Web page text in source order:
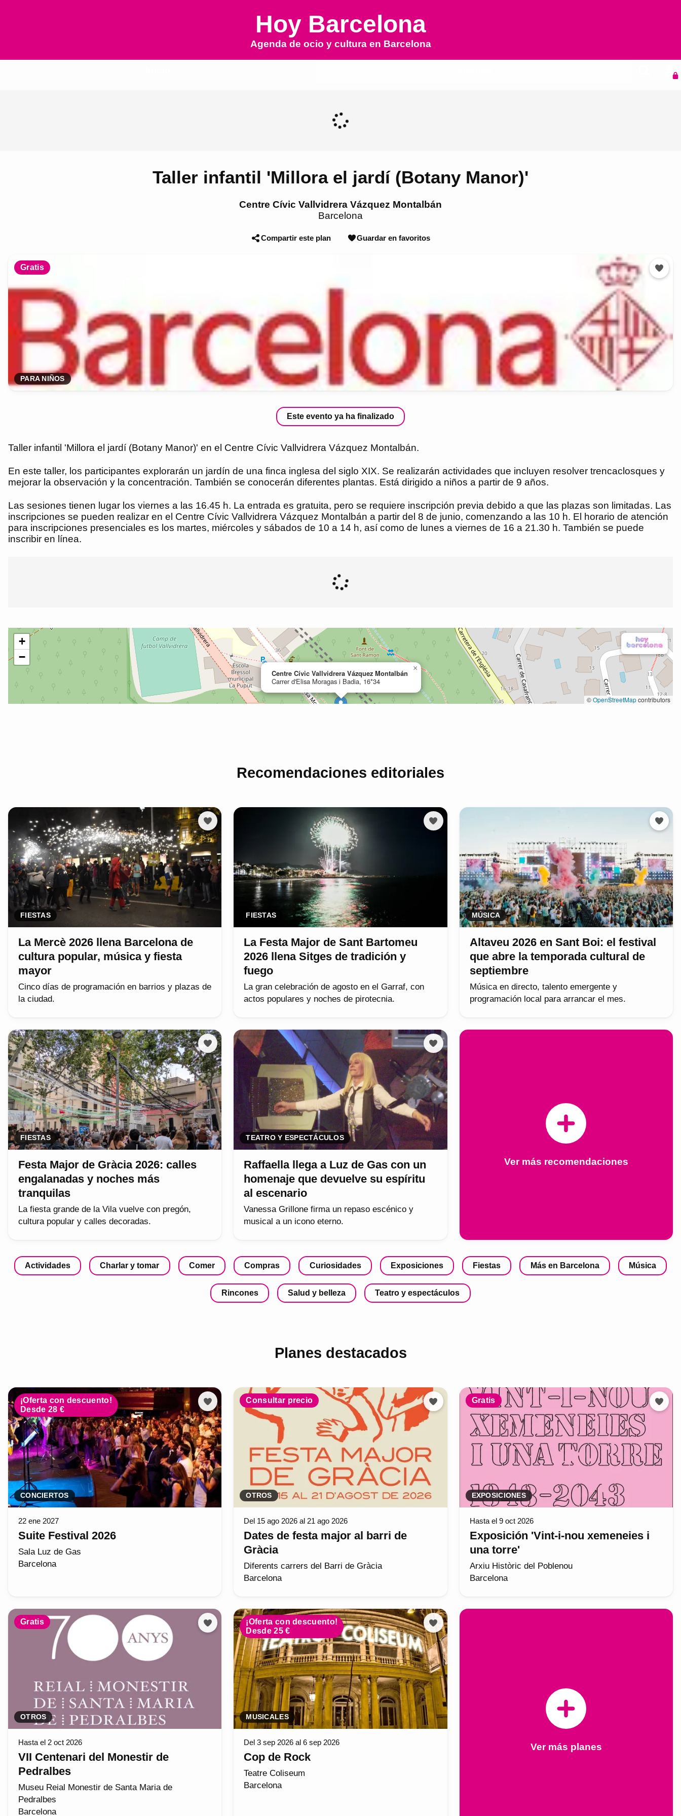
Hoy Barcelona
Agenda de ocio y cultura en Barcelona
Taller infantil 'Millora el jardí (Botany Manor)'
Centre Cívic Vallvidrera Vázquez Montalbán
Barcelona
Compartir este plan Guardar en favoritos
Gratis
PARA NIÑOS
Este evento ya ha finalizado
Taller infantil 'Millora el jardí (Botany Manor)' en el Centre Cívic Vallvidrera Vázquez Montalbán.
En este taller, los participantes explorarán un jardín de una finca inglesa del siglo XIX. Se realizarán actividades que incluyen resolver trencaclosques y
mejorar la observación y la concentración. También se conocerán diferentes plantas. Está dirigido a niños a partir de 9 años.
Las sesiones tienen lugar los viernes a las 16.45 h. La entrada es gratuita, pero se requiere inscripción previa debido a que las plazas son limitadas. Las
inscripciones se pueden realizar en el Centre Cívic Vallvidrera Vázquez Montalbán a partir del 8 de junio, comenzando a las 10 h. El horario de atención
para inscripciones presenciales es los martes, miércoles y sábados de 10 a 14 h, así como de lunes a viernes de 16 a 21.30 h. También se puede
inscribir en línea.
Recomendaciones editoriales
FIESTAS
La Mercè 2026 llena Barcelona de
cultura popular, música y fiesta
mayor
Cinco días de programación en barrios y plazas de
la ciudad.
FIESTAS
La Festa Major de Sant Bartomeu
2026 llena Sitges de tradición y
fuego
La gran celebración de agosto en el Garraf, con
actos populares y noches de pirotecnia.
MÚSICA
Altaveu 2026 en Sant Boi: el festival
que abre la temporada cultural de
septiembre
Música en directo, talento emergente y
programación local para arrancar el mes.
FIESTAS
Festa Major de Gràcia 2026: calles
engalanadas y noches más
tranquilas
La fiesta grande de la Vila vuelve con pregón,
cultura popular y calles decoradas.
TEATRO Y ESPECTÁCULOS
Raffaella llega a Luz de Gas con un
homenaje que devuelve su espíritu
al escenario
Vanessa Grillone firma un repaso escénico y
musical a un icono eterno.
Ver más recomendaciones
Actividades Charlar y tomar Comer Compras Curiosidades Exposiciones Fiestas Más en Barcelona Música
Rincones Salud y belleza Teatro y espectáculos
Planes destacados
¡Oferta con descuento!
Desde 28 €
CONCIERTOS
22 ene 2027
Suite Festival 2026
Sala Luz de Gas
Barcelona
Consultar precio
OTROS
Del 15 ago 2026 al 21 ago 2026
Dates de festa major al barri de
Gràcia
Diferents carrers del Barri de Gràcia
Barcelona
Gratis
EXPOSICIONES
Hasta el 9 oct 2026
Exposición 'Vint-i-nou xemeneies i
una torre'
Arxiu Històric del Poblenou
Barcelona
Gratis
OTROS
Hasta el 2 oct 2026
VII Centenari del Monestir de
Pedralbes
Museu Reial Monestir de Santa Maria de
Pedralbes
Barcelona
¡Oferta con descuento!
Desde 25 €
MUSICALES
Del 3 sep 2026 al 6 sep 2026
Cop de Rock
Teatre Coliseum
Barcelona
Ver más planes